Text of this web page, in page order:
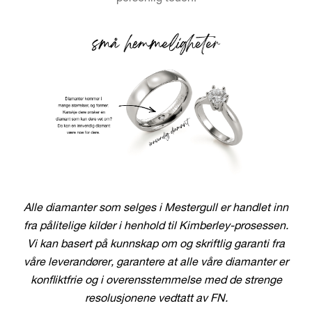
Alle diamanter som selges i Mestergull er handlet inn
fra pålitelige kilder i henhold til Kimberley-prosessen.
Vi kan basert på kunnskap om og skriftlig garanti fra
våre leverandører, garantere at alle våre diamanter er
konfliktfrie og i overensstemmelse med de strenge
resolusjonene vedtatt av FN.